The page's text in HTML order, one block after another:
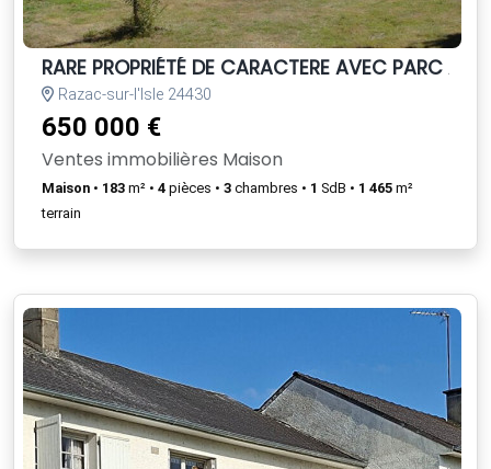
RARE PROPRIÉTÉ DE CARACTERE AVEC PARC
Razac-sur-l'Isle 24430
650 000 €
Ventes immobilières Maison
Maison • 183 m² • 4 pièces • 3 chambres • 1 SdB • 1 465 m²
terrain